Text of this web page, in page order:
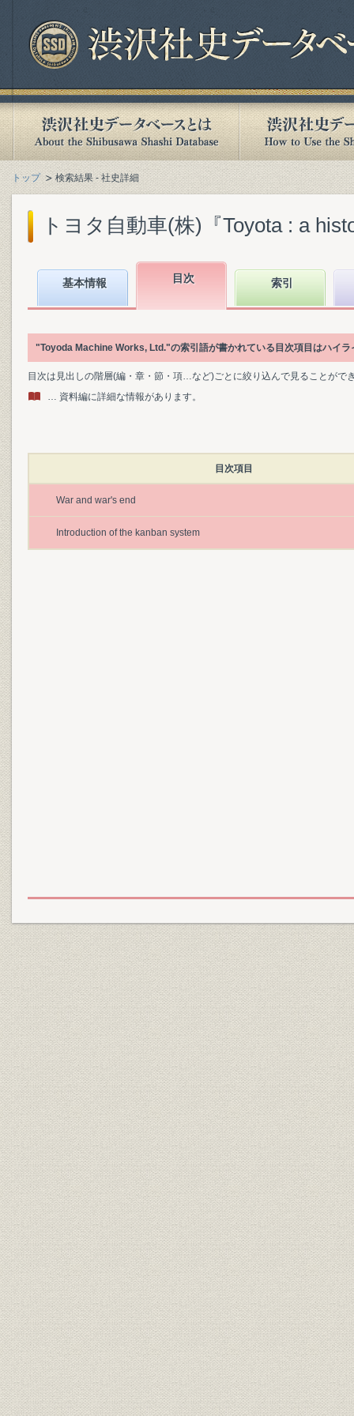
トップ 検索結果 - 社史詳細
トヨタ自動車(株)『Toyota : a
基本情報 目次 索引
"Toyoda Machine Works, Ltd."の索引語が書かれている目次項目はハイラ
目次は見出しの階層(編・章・節・項…など)ごとに絞り込んで見ることがで
… 資料編に詳細な情報があります。
目次項目
War and war's end
Introduction of the kanban system